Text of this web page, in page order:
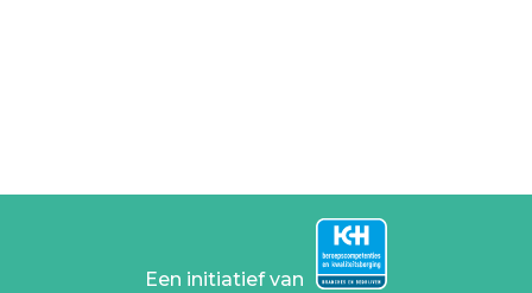
Een initiatief van